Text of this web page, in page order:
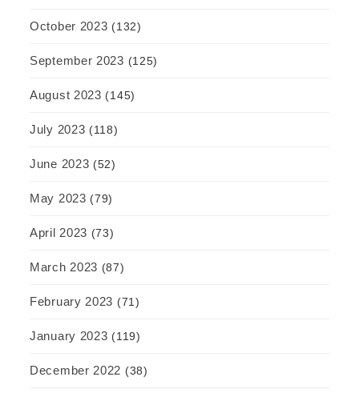
October 2023 (132)
September 2023 (125)
August 2023 (145)
July 2023 (118)
June 2023 (52)
May 2023 (79)
April 2023 (73)
March 2023 (87)
February 2023 (71)
January 2023 (119)
December 2022 (38)